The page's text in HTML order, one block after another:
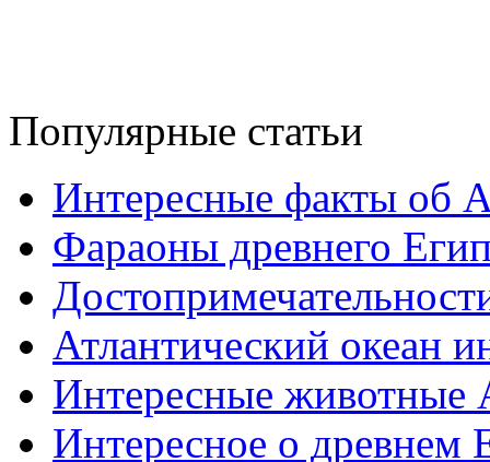
Популярные статьи
Интересные факты об
Фараоны древнего
Атлантический океан
Интересные животные
Интересное о древнем